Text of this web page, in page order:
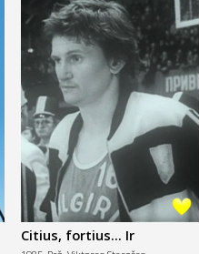
Citius, fortius... Ir